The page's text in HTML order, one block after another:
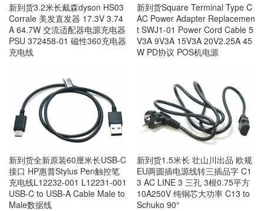
新到货3.2米长戴森dyson HS03
Corrale 美发直发器 17.3V 3.74
A 64.7W 交流适配器电源充电器
PSU 372458-01 磁性360充电器
充电线
新到货Square Terminal Type C
AC Power Adapter Replacemen
t SWJ1-01 Power Cord Cable 5
V3A 9V3A 15V3A 20V2.25A 45
W PD协议 POS机电源
新到货全新原装60厘米长USB-C
接口 HP惠普Stylus Pen触控笔
充电线L12232-001 L12231-001
USB-C to USB-A Cable Male to
Male数据线
新到货1.5米长 壮山川出品 欧规
EU两圆插电源线转三插品字 C1
3 AC LINE 3 三孔 3根0.75平方
10A250V 纯铜芯大功率 C13 to
Schuko 90°